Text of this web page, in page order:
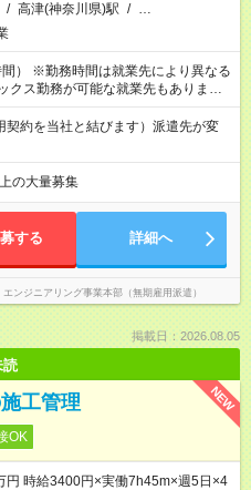
/ 高津(神奈川県)駅 / …
） ※勤務時間は就業先により異なる
やすい環境をつくるべく、 働き方
んでいます。
契約を当社と結びます）派遣先が変
の大量募集
する 詳細へ
ンジニアリング事業本部（無期雇用派遣）
掲載日：2026.08.05
読
NEW
工管理
OK
時給3400円×実働7h45m×週5日×4